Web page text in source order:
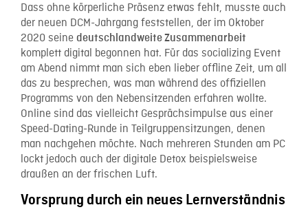
Dass ohne körperliche Präsenz etwas fehlt, musste auch
der neuen DCM-Jahrgang feststellen, der im Oktober
2020 seine deutschlandweite Zusammenarbeit
komplett digital begonnen hat. Für das socializing Event
am Abend nimmt man sich eben lieber offline Zeit, um all
das zu besprechen, was man während des offiziellen
Programms von den Nebensitzenden erfahren wollte.
Online sind das vielleicht Gesprächsimpulse aus einer
Speed-Dating-Runde in Teilgruppensitzungen, denen
man nachgehen möchte. Nach mehreren Stunden am PC
lockt jedoch auch der digitale Detox beispielsweise
draußen an der frischen Luft.
Vorsprung durch ein neues Lernverständnis